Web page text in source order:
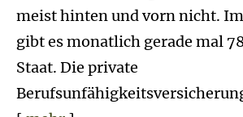
meist hinten und vorn nicht.
gibt es monatlich gerade mal
Staat. Die private